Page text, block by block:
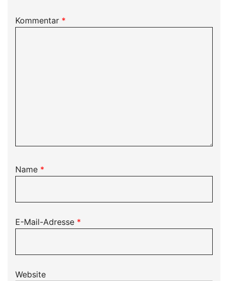
Kommentar *
Name *
E-Mail-Adresse *
Website